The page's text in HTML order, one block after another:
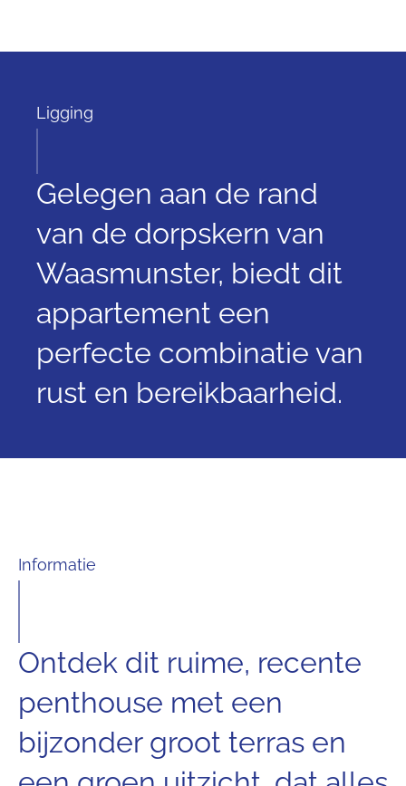
Ligging
Gelegen aan de rand
van de dorpskern van
Waasmunster, biedt dit
appartement een
perfecte combinatie van
rust en bereikbaarheid.
Informatie
Ontdek dit ruime, recente
penthouse met een
bijzonder groot terras en